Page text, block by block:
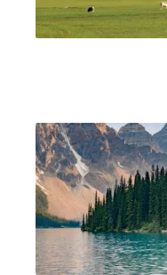
ы
м
а
н
о
м
е
р
н
ы